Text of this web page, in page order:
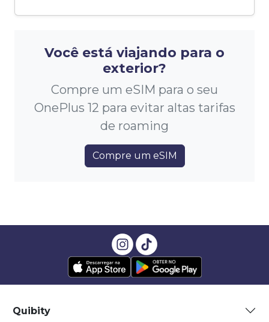
Você está viajando para o
exterior?
Compre um eSIM para o seu
OnePlus 12 para evitar altas tarifas
de roaming
Compre um eSIM
Quibity